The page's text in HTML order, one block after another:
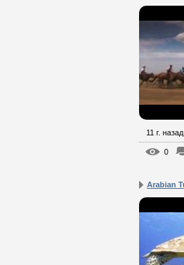
11 г. назад
0
Arabian